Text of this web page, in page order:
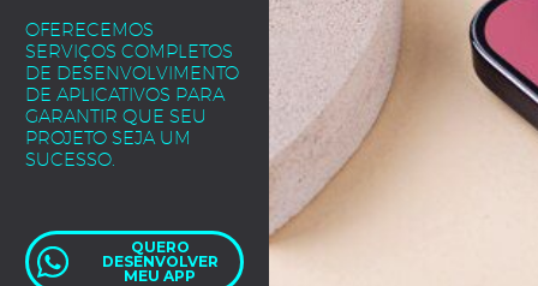
OFERECEMOS
SERVIÇOS COMPLETOS
DE DESENVOLVIMENTO
DE APLICATIVOS PARA
GARANTIR QUE SEU
PROJETO SEJA UM
SUCESSO.
QUERO
DESENVOLVER
MEU APP